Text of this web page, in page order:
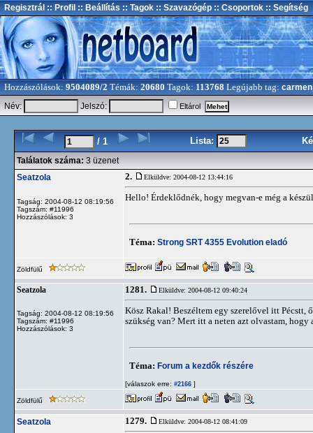
Regisztrál :: Profil :: Beállítás :: Tagok :: Szavazógép :: Csoportok :: Segítség
Hozzászólások: 9504089/2 Témák: 20680 Tagok: 113768 Legújabb tag:
Név:
Jelszó: Eltárol
/ 1 Lista:
Találatok száma: 3 üzenet
Seatzola
Tagság: 2004-08-12 08:19:56
Tagszám: #11996
Hozzászólások: 3
2. Elküldve: 2004-08-12 13:44:16
Hello! Érdeklődnék, hogy megvan-e még a
Téma: Strong SRT 4355 Evolution eladó
Zöldfülű
Seatzola
Tagság: 2004-08-12 08:19:56
Tagszám: #11996
Hozzászólások: 3
1281. Elküldve: 2004-08-12 09:40:24
Kösz Rakal! Beszéltem egy szerelővel itt Pécstt,
szükség van? Mert itt a neten azt olvastam,
Téma: Forum a kezdők részére
[válaszok erre: #2166 ]
Zöldfülű
Seatzola 1279. Elküldve: 2004-08-12 08:41:09